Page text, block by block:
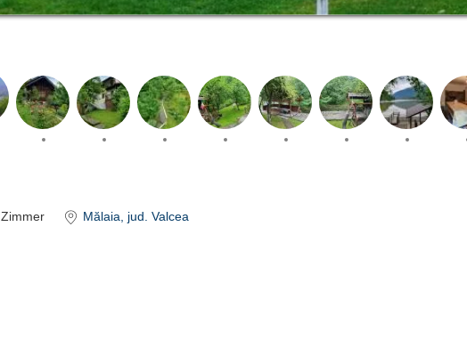
Zimmer Mălaia, jud. Valcea